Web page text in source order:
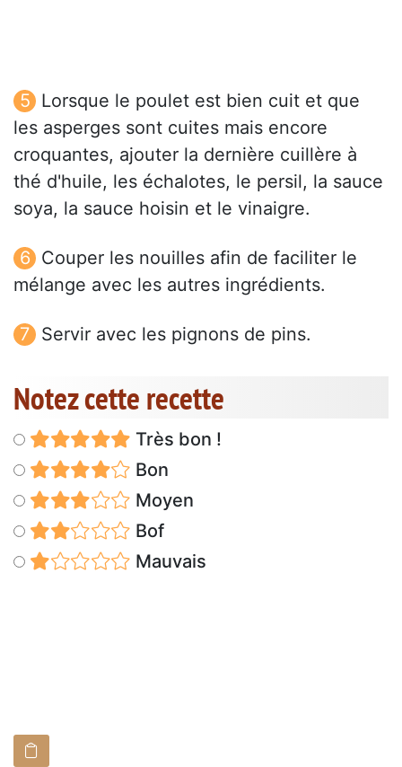
Lorsque le poulet est bien cuit et que
les asperges sont cuites mais encore
croquantes, ajouter la dernière cuillère à
thé d'huile, les échalotes, le persil, la sauce
soya, la sauce hoisin et le vinaigre.
Couper les nouilles afin de faciliter le
mélange avec les autres ingrédients.
Servir avec les pignons de pins.
Notez cette recette
Très bon !
Bon
Moyen
Bof
Mauvais